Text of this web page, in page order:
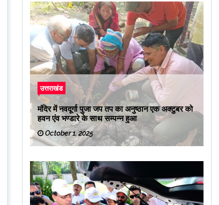
उत्तराखंड
मंदिर में नवदूर्गा पुजा जप तप का अनुष्ठान एक अक्टुबर को
हवन एंव भण्डारे के साथ सम्पन्न हुआ
October 1, 2025